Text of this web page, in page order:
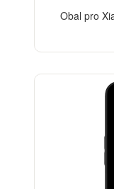
Obal pro